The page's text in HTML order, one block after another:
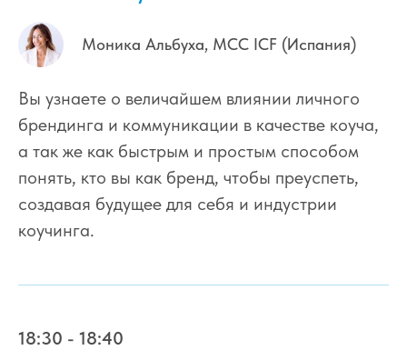
Моника Альбуха, МСС ICF (Испания)
Вы узнаете о величайшем влиянии личного
брендинга и коммуникации в качестве коуча,
а так же как быстрым и простым способом
понять, кто вы как бренд, чтобы преуспеть,
создавая будущее для себя и индустрии
коучинга.
18:30 - 18:40